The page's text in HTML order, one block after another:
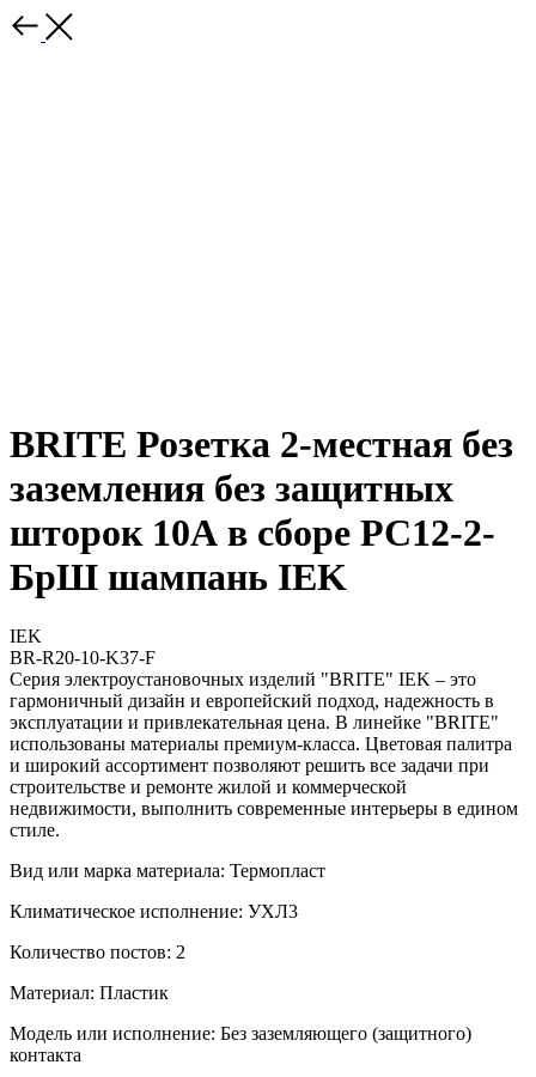
BRITE Розетка 2-местная без
заземления без защитных
шторок 10А в сборе РС12-2-
БрШ шампань IEK
IEK
BR-R20-10-K37-F
Серия электроустановочных изделий "BRITE" IEK – это
гармоничный дизайн и европейский подход, надежность в
эксплуатации и привлекательная цена. В линейке "BRITE"
использованы материалы премиум-класса. Цветовая палитра
и широкий ассортимент позволяют решить все задачи при
строительстве и ремонте жилой и коммерческой
недвижимости, выполнить современные интерьеры в едином
стиле.
Вид или марка материала: Термопласт
Климатическое исполнение: УХЛ3
Количество постов: 2
Материал: Пластик
Модель или исполнение: Без заземляющего (защитного)
контакта